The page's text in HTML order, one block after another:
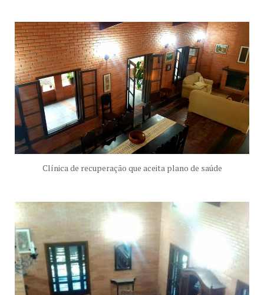
Clínica de recuperação que aceita plano de saúde